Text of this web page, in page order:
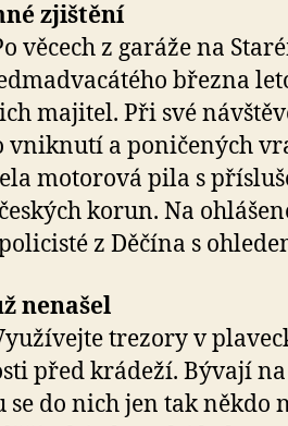
zjištění
věcech z garáže na
března
majitel. Při své
vniknutí a poničených
motorová pila s
korun. Na
z Děčína s
nenašel
trezory v
před krádeží. Bývají
se do nich jen tak někdo